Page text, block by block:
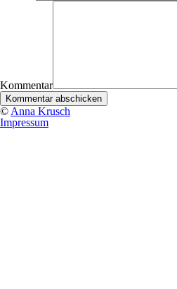
Kommentar
© Anna Krusch
Impressum